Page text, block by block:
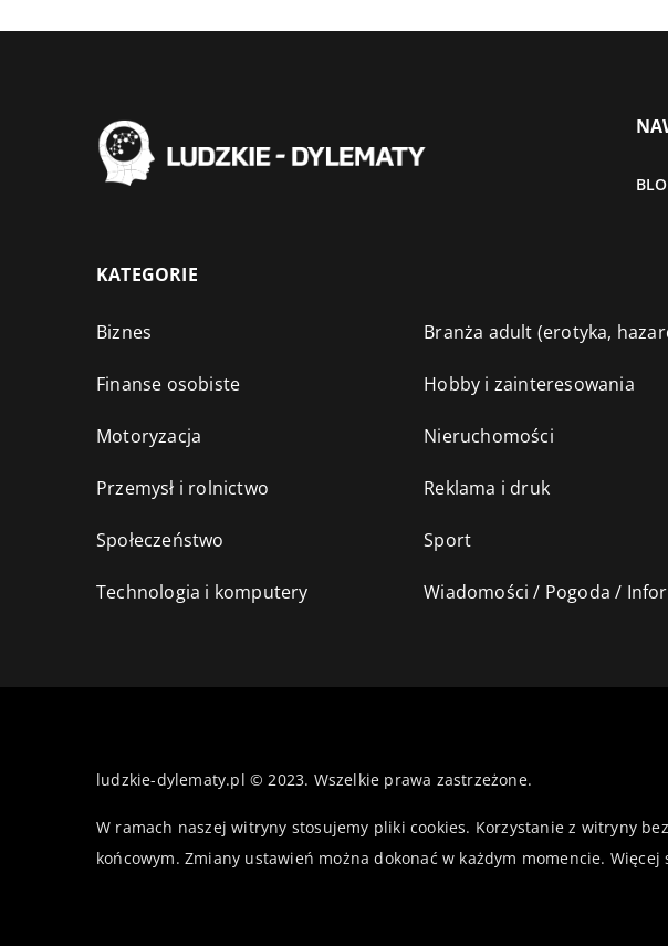
KATEGORIE
Biznes Branża adult (erotyka,
Finanse osobiste Hobby i zainteresowania
Motoryzacja Nieruchomości
Przemysł i rolnictwo Reklama i druk
Społeczeństwo Sport
Technologia i komputery Wiadomości / Pogoda /
ludzkie-dylematy.pl © 2023. Wszelkie prawa zastrzeżone.
W ramach naszej witryny stosujemy pliki cookies. Korzystanie z witryny
końcowym. Zmiany ustawień można dokonać w każdym momencie. Więcej